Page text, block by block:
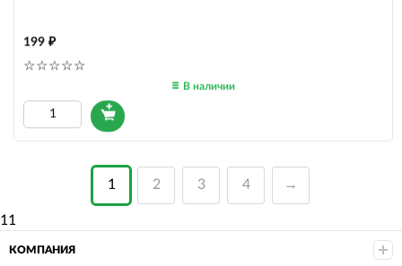
199
В наличии
1 2 3 4 →
11
КОМПАНИЯ